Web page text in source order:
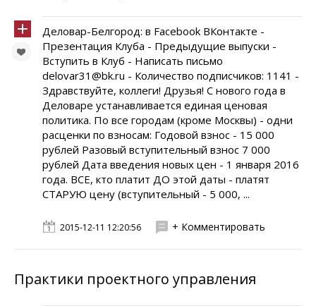
Деловар-Белгород: в Facebook ВКонтакте -
Презентация Клуба - Предыдущие выпуски -
Вступить в Клуб - Написать письмо
delovar31@bk.ru - Количество подписчиков: 1141 -
Здравствуйте, коллеги! Друзья! С нового года в
Деловаре устанавливается единая ценовая
политика. По все городам (кроме Москвы) - одни
расценки по взносам: Годовой взнос - 15 000
рублей Разовый вступительный взнос 7 000
рублей Дата введения новых цен - 1 января 2016
года. ВСЕ, кто платит ДО этой даты - платят
СТАРУЮ цену (вступительный - 5 000, ...
2015-12-11 12:20:56 + Комментировать
Практики проектного управления